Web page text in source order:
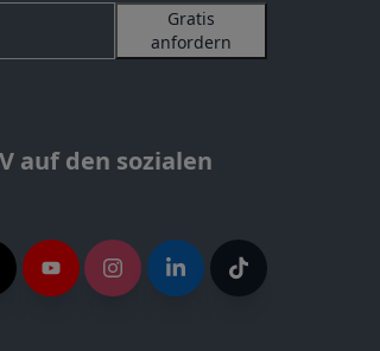
Gratis
anfordern
auf den sozialen